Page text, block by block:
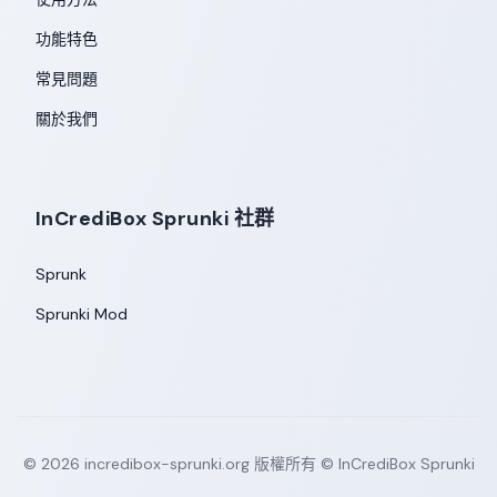
功能特色
常見問題
關於我們
InCrediBox Sprunki 社群
Sprunk
Sprunki Mod
© 2026 incredibox-sprunki.org 版權所有 © InCrediBox Sprunki